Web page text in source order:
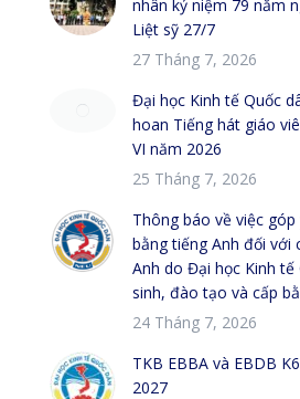
nhân kỷ niệm 79 năm
Liệt sỹ 27/7
27 Tháng 7, 2026
Đại học Kinh tế Quốc
hoan Tiếng hát giáo
VI năm 2026
25 Tháng 7, 2026
Thông báo về việc
bằng tiếng Anh đối với
Anh do Đại học Kinh tế
sinh, đào tạo và cấp
24 Tháng 7, 2026
TKB EBBA và EBDB
2027